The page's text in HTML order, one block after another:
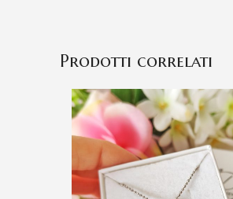
Prodotti correlati